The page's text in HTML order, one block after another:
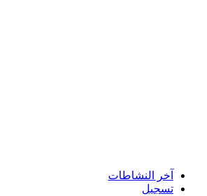
آخر النشاطات
تسجيل